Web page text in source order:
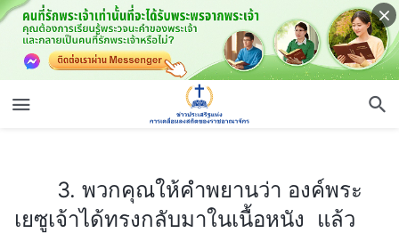
3. พวกคุณให้คำพยานว่า องค์พระ
เยซูเจ้าได้ทรงกลับมาในเนื้อหนัง แล้ว